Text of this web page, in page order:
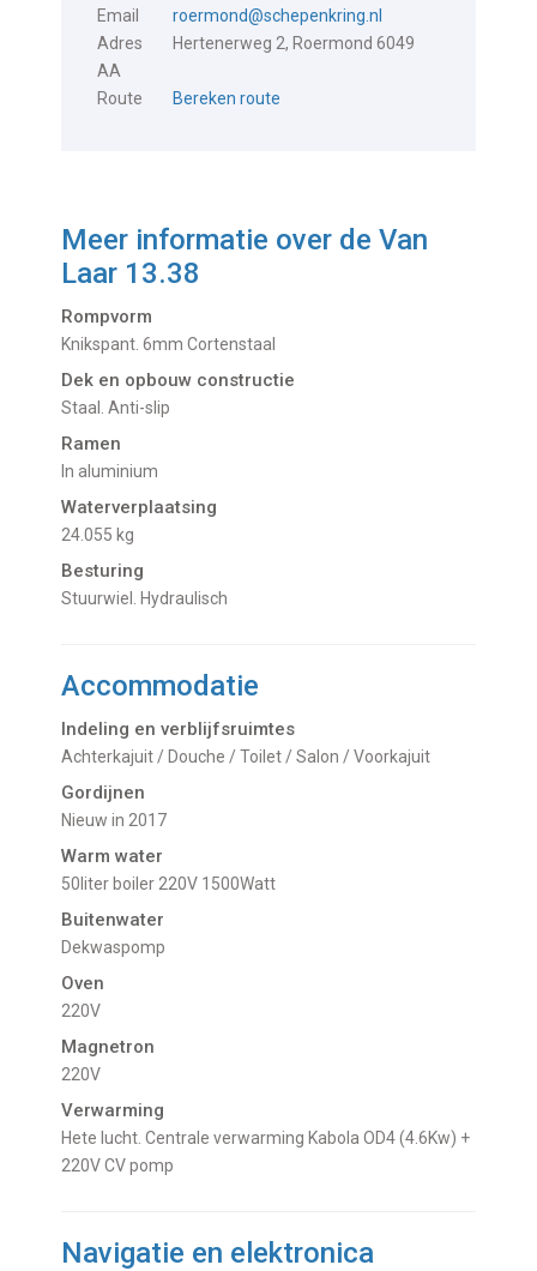
Email
roermond@schepenkring.nl
Adres
Hertenerweg 2, Roermond 6049
AA
Route
Bereken route
Meer informatie over deVan
Laar 13.38
Rompvorm
Knikspant. 6mm Cortenstaal
Dek en opbouw constructie
Staal. Anti-slip
Ramen
In aluminium
Waterverplaatsing
24.055 kg
Besturing
Stuurwiel. Hydraulisch
Accommodatie
Indeling en verblijfsruimtes
Achterkajuit / Douche / Toilet / Salon / Voorkajuit
Gordijnen
nieuw in 2017
Warm water
50liter boiler 220V 1500Watt
Buitenwater
dekwaspomp
Oven
220V
Magnetron
220V
Verwarming
hete lucht. Centrale verwarming Kabola OD4 (4.6Kw) +
220V CV pomp
Navigatie en elektronica